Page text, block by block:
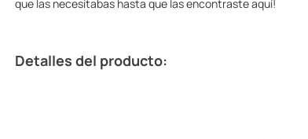
que las necesitabas hasta que las encontraste aquí!
Detalles del producto: